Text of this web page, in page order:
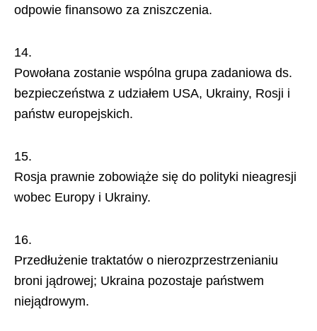
odpowie finansowo za zniszczenia.
Powołana zostanie wspólna grupa zadaniowa ds.
bezpieczeństwa z udziałem USA, Ukrainy, Rosji i
państw europejskich.
Rosja prawnie zobowiąże się do polityki nieagresji
wobec Europy i Ukrainy.
Przedłużenie traktatów o nierozprzestrzenianiu
broni jądrowej; Ukraina pozostaje państwem
niejądrowym.